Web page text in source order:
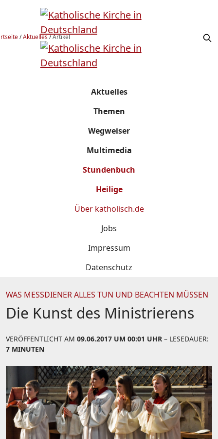
/Aktuelles/Artikel
Aktuelles
Themen
Wegweiser
Multimedia
Stundenbuch
Heilige
Über katholisch.de
Jobs
Impressum
Datenschutz
WAS MESSDIENER ALLES TUN UND BEACHTEN MÜSSEN
Die Kunst des Ministrierens
VERÖFFENTLICHT AM 09.06.2017 UM 00:01 UHR – LESEDAUER:
7 MINUTEN